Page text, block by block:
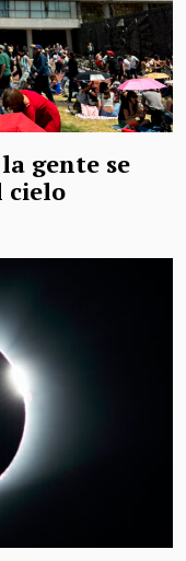
gente se
cielo